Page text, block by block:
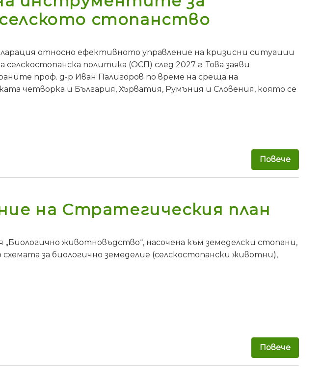
стопанство
относно ефективното управление на кризисни ситуации
политика (ОСП) след 2027 г. Това заяви
проф. д-р Иван Палигоров по време на среща на
четворка и България, Хърватия, Румъния и Словения, която се
Повече
на Стратегическия план
животновъдство“, насочена към земеделски стопани,
за биологично земеделие (селскостопански животни),
Повече